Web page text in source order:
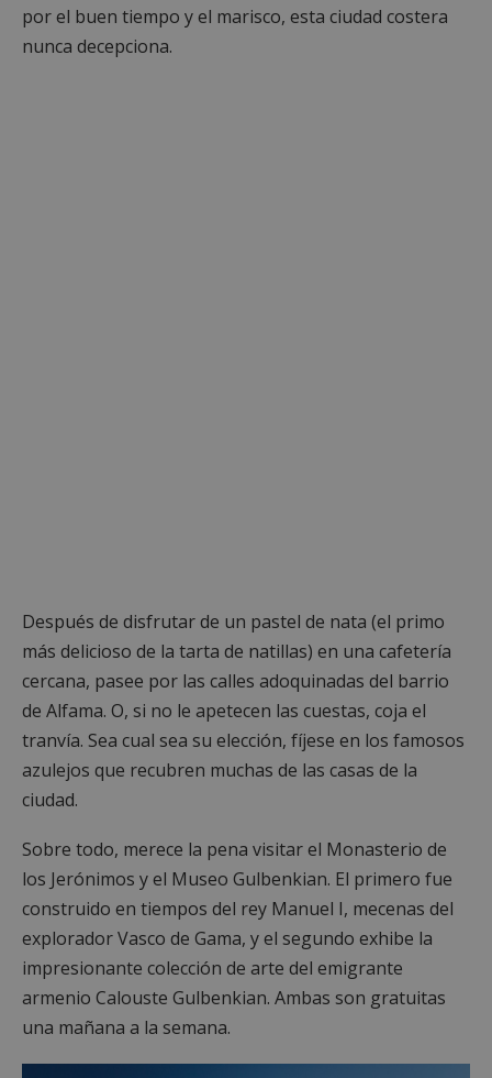
por el buen tiempo y el marisco, esta ciudad costera
nunca decepciona.
Después de disfrutar de un pastel de nata (el primo
más delicioso de la tarta de natillas) en una cafetería
cercana, pasee por las calles adoquinadas del barrio
de Alfama. O, si no le apetecen las cuestas, coja el
tranvía. Sea cual sea su elección, fíjese en los famosos
azulejos que recubren muchas de las casas de la
ciudad.
Sobre todo, merece la pena visitar el Monasterio de
los Jerónimos y el Museo Gulbenkian. El primero fue
construido en tiempos del rey Manuel I, mecenas del
explorador Vasco de Gama, y el segundo exhibe la
impresionante colección de arte del emigrante
armenio Calouste Gulbenkian. Ambas son gratuitas
una mañana a la semana.